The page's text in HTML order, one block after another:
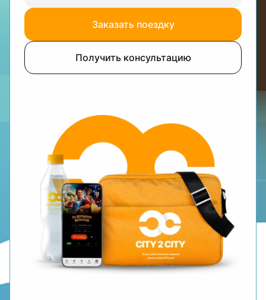
Заказать поездку
Получить консультацию